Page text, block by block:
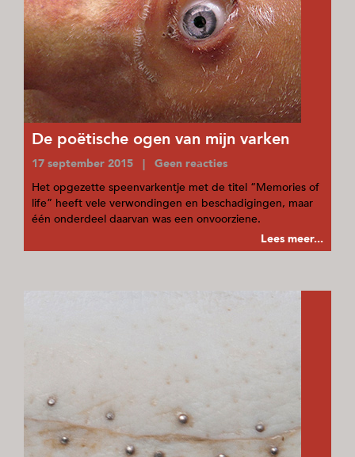
De poëtische ogen van mijn varken
17 september 2015 | Geen reacties
Het opgezette speenvarkentje met de titel “Memories of
life” heeft vele verwondingen en beschadigingen, maar
één onderdeel daarvan was een onvoorziene.
Lees meer...